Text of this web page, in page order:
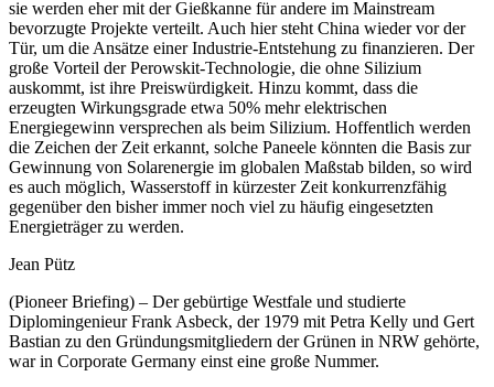
sie werden eher mit der Gießkanne für andere im Mainstream
bevorzugte Projekte verteilt. Auch hier steht China wieder vor der
Tür, um die Ansätze einer Industrie-Entstehung zu finanzieren. Der
große Vorteil der Perowskit-Technologie, die ohne Silizium
auskommt, ist ihre Preiswürdigkeit. Hinzu kommt, dass die
erzeugten Wirkungsgrade etwa 50% mehr elektrischen
Energiegewinn versprechen als beim Silizium. Hoffentlich werden
die Zeichen der Zeit erkannt, solche Paneele könnten die Basis zur
Gewinnung von Solarenergie im globalen Maßstab bilden, so wird
es auch möglich, Wasserstoff in kürzester Zeit konkurrenzfähig
gegenüber den bisher immer noch viel zu häufig eingesetzten
Energieträger zu werden.
Jean Pütz
(Pioneer Briefing) – Der gebürtige Westfale und studierte
Diplomingenieur Frank Asbeck, der 1979 mit Petra Kelly und Gert
Bastian zu den Gründungsmitgliedern der Grünen in NRW gehörte,
war in Corporate Germany einst eine große Nummer.